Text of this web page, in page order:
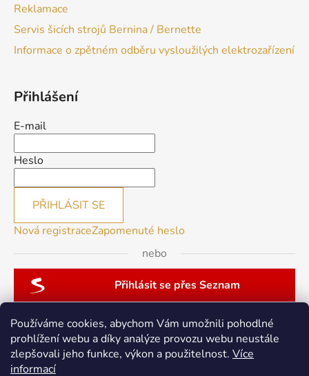
Používáme cookies, abychom Vám umožnili pohodlné
prohlížení webu a díky analýze provozu webu neustále
zlepšovali jeho funkce, výkon a použitelnost. Více
informací
Reklamace
Servis šicích strojů Bernina / Bernette
Informace o zpětném odběru vysloužilých elektrozařízení
Přihlášení
E-mail
Heslo
PŘIHLÁSIT SE
Nová registraceZapomenuté heslo
nebo
Přihlásit se přes Seznam
patchwork-aja.cz